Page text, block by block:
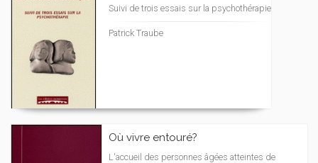
Suivi de trois essais sur la psychothérapie
Patrick Traube
Où vivre entouré?
L'accueil des personnes âgées atteintes de